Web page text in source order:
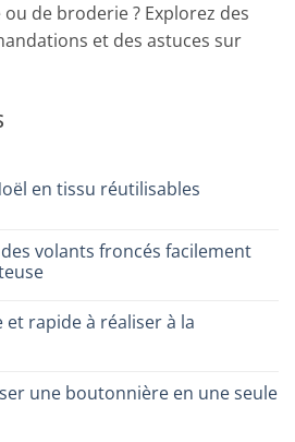
de broderie ? Explorez des
et des astuces sur
en tissu réutilisables
volants froncés facilement
et rapide à réaliser à la
une boutonnière en une seule